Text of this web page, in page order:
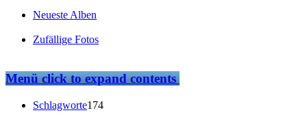
Neueste Alben
Zufällige Fotos
Menüclick to expand contents
Schlagworte174